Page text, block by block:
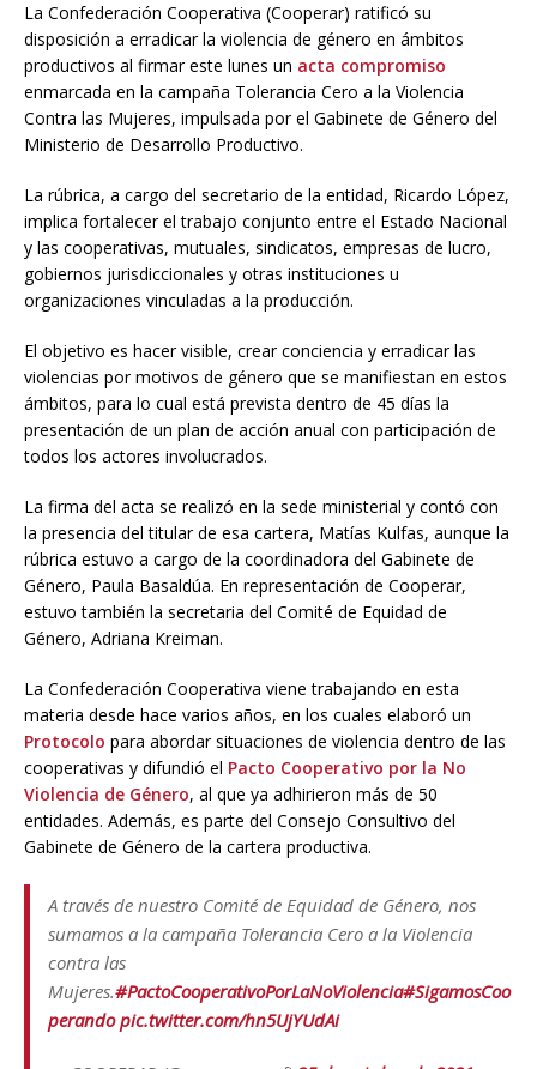
La Confederación Cooperativa (Cooperar) ratificó su
disposición a erradicar la violencia de género en ámbitos
productivos al firmar este lunes un acta compromiso
enmarcada en la campaña Tolerancia Cero a la Violencia
Contra las Mujeres, impulsada por el Gabinete de Género del
Ministerio de Desarrollo Productivo.
La rúbrica, a cargo del secretario de la entidad, Ricardo López,
implica fortalecer el trabajo conjunto entre el Estado Nacional
y las cooperativas, mutuales, sindicatos, empresas de lucro,
gobiernos jurisdiccionales y otras instituciones u
organizaciones vinculadas a la producción.
El objetivo es hacer visible, crear conciencia y erradicar las
violencias por motivos de género que se manifiestan en estos
ámbitos, para lo cual está prevista dentro de 45 días la
presentación de un plan de acción anual con participación de
todos los actores involucrados.
La firma del acta se realizó en la sede ministerial y contó con
la presencia del titular de esa cartera, Matías Kulfas, aunque la
rúbrica estuvo a cargo de la coordinadora del Gabinete de
Género, Paula Basaldúa. En representación de Cooperar,
estuvo también la secretaria del Comité de Equidad de
Género, Adriana Kreiman.
La Confederación Cooperativa viene trabajando en esta
materia desde hace varios años, en los cuales elaboró un
Protocolo para abordar situaciones de violencia dentro de las
cooperativas y difundió el Pacto Cooperativo por la No
Violencia de Género, al que ya adhirieron más de 50
entidades. Además, es parte del Consejo Consultivo del
Gabinete de Género de la cartera productiva.
A través de nuestro Comité de Equidad de Género, nos
sumamos a la campaña Tolerancia Cero a la Violencia
contra las
Mujeres.#PactoCooperativoPorLaNoViolencia#SigamosCoo
perando pic.twitter.com/hn5UjYUdAi